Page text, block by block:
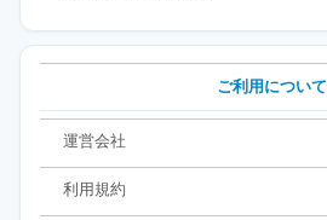
ご利用について
運営会社
利用規約